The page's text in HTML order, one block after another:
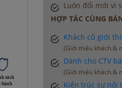
Luôn đổi mới vì
HỢP TÁC CÙNG
Khách cũ giới
(Giới thiệu khách &
Dành cho CTV
(Giới thiệu khách &
Kiến trúc sư nội